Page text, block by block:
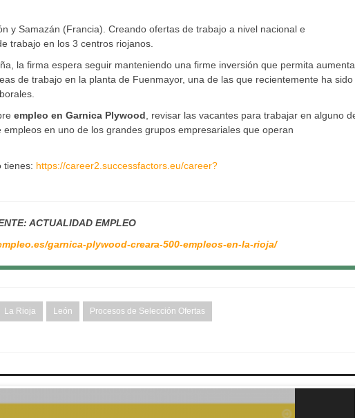
y Samazán (Francia). Creando ofertas de trabajo a nivel nacional e
trabajo en los 3 centros riojanos.
la firma espera seguir manteniendo una firme inversión que permita
de trabajo en la planta de Fuenmayor, una de las que recientemente ha sido
empleo en Garnica Plywood, revisar las vacantes para trabajar en alguno
en uno de los grandes grupos empresariales que operan
tienes: https://career2.successfactors.eu/career?
ACTUALIDAD EMPLEO
garnica-plywood-creara-500-empleos-en-la-rioja/
La Rioja León Procesos de Selección Ofertas